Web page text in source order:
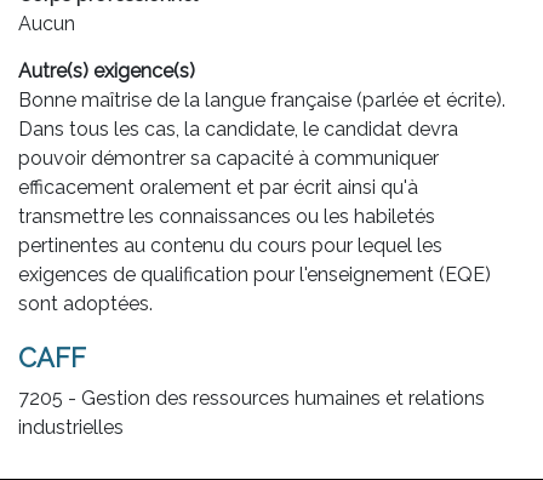
Aucun
Autre(s) exigence(s)
Bonne maîtrise de la langue française (parlée et écrite).
Dans tous les cas, la candidate, le candidat devra
pouvoir démontrer sa capacité à communiquer
efficacement oralement et par écrit ainsi qu'à
transmettre les connaissances ou les habiletés
pertinentes au contenu du cours pour lequel les
exigences de qualification pour l'enseignement (EQE)
sont adoptées.
CAFF
7205 - Gestion des ressources humaines et relations
industrielles